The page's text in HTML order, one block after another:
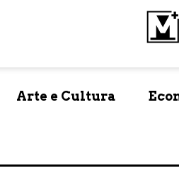
Arte e Cultura